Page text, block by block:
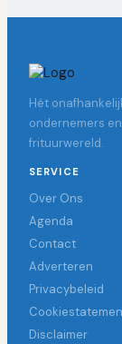
Hét
ondernemers
frituurwereld.
SERVICE
Over Ons
Agenda
Contact
Adverteren
Privacybeleid
Disclaimer